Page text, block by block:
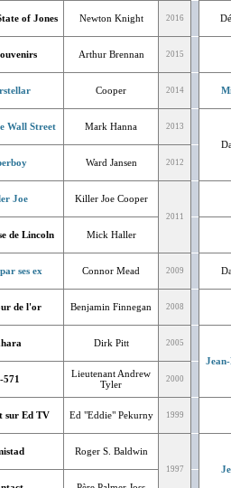
of Jones Newton Knight 2016
Arthur Brennan 2015
Cooper 2014
Wall Street Mark Hanna 2013
Ward Jansen 2012
Joe Killer Joe Cooper
2011
de Lincoln Mick Haller
ses ex Connor Mead 2009
de l'or Benjamin Finnegan 2008
Dirk Pitt 2005
571
Lieutenant Andrew
Tyler
2000
sur Ed TV Ed "Eddie" Pekurny 1999
Roger S. Baldwin
1997